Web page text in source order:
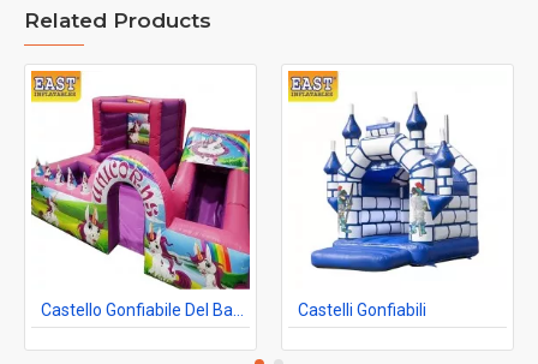
Related Products
Castelli Gonfiabili